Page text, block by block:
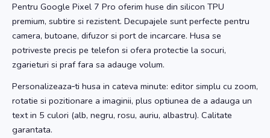
Pentru Google Pixel 7 Pro oferim huse din silicon TPU
premium, subtire si rezistent. Decupajele sunt perfecte pentru
camera, butoane, difuzor si port de incarcare. Husa se
potriveste precis pe telefon si ofera protectie la socuri,
zgarieturi si praf fara sa adauge volum.
Personalizeaza‑ti husa in cateva minute: editor simplu cu zoom,
rotatie si pozitionare a imaginii, plus optiunea de a adauga un
text in 5 culori (alb, negru, rosu, auriu, albastru). Calitate
garantata.